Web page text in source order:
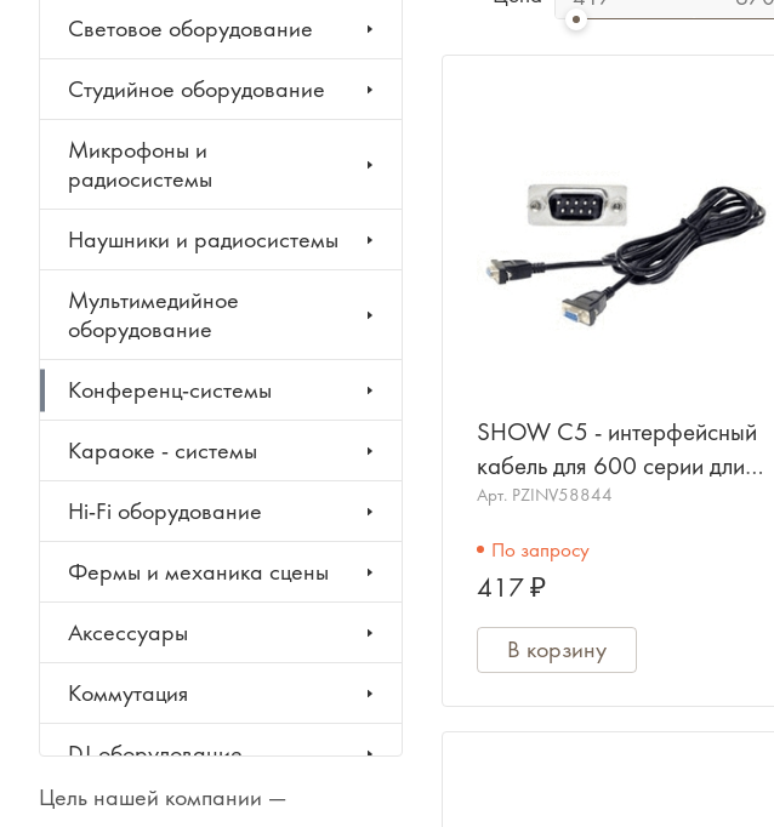
SHOW C5 - интерфейсный
кабель для 600 серии длина
5 м.
Арт. PZINV58844
По запросу
417 ₽
В корзину
Световое оборудование
Студийное оборудование
Микрофоны и
радиосистемы
Наушники и радиосистемы
Мультимедийное
оборудование
Конференц-системы
Караоке - системы
Hi-Fi оборудование
Фермы и механика сцены
Аксессуары
Коммутация
DJ-оборудование
Гитары
Цель нашей компании —